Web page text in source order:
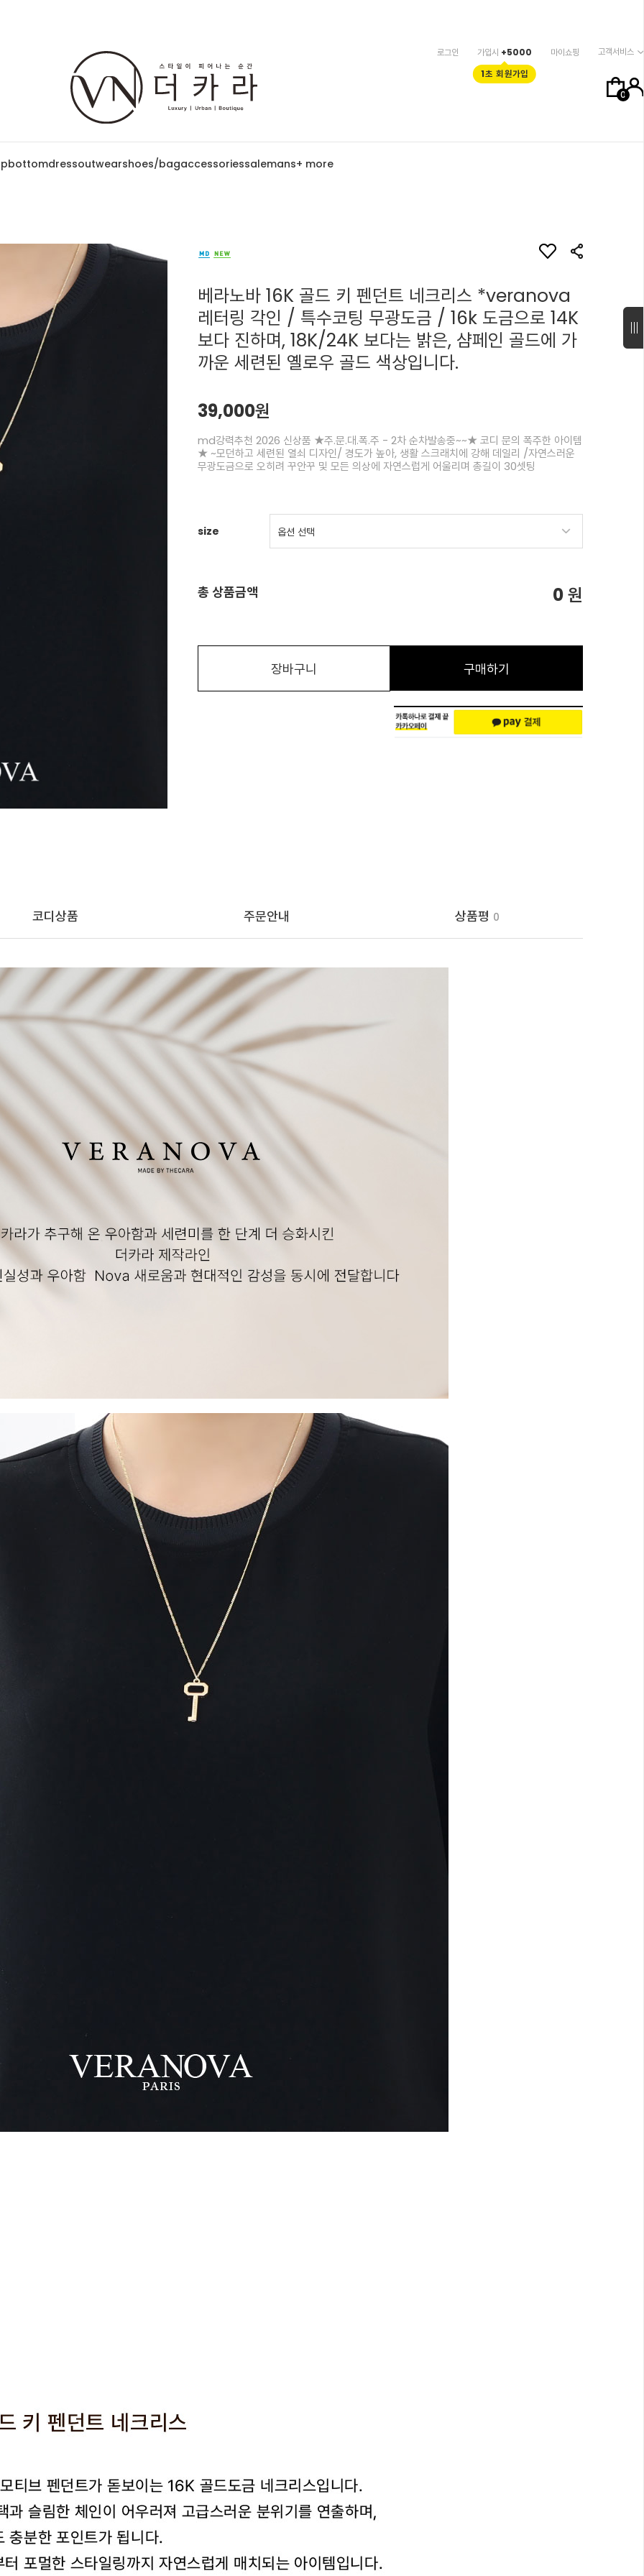
0
로그인 가입시 +5000
1초 회원가입
마이쇼핑 고객서비스
bottomdressoutwearshoes/bagaccessoriessalemans+ more
베라노바 16K 골드 키 펜던트 네크리스 *veranova
레터링 각인 / 특수코팅 무광도금 / 16k 도금으로 14K
보다 진하며, 18K/24K 보다는 밝은, 샴페인 골드에 가
까운 세련된 옐로우 골드 색상입니다.
39,000원
md강력추천 2026 신상품 ★주.문.대.폭.주 - 2차 순차발송중~~★ 코디 문의 폭주한 아이템
★ ~모던하고 세련된 열쇠 디자인/ 경도가 높아, 생활 스크래치에 강해 데일리 /자연스러운
무광도금으로 오히려 꾸안꾸 및 모든 의상에 자연스럽게 어울리며 총길이 30셋팅
size
총 상품금액 0원
장바구니 구매하기
코디상품 주문안내 상품평 0